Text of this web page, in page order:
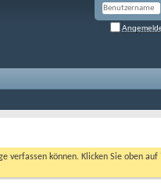
verfassen können. Klicken Sie oben